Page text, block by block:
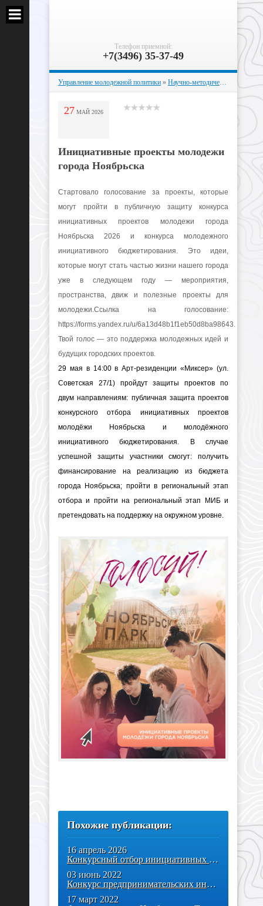
Телефон приемной:
+7(3496) 35-37-49
Управление молодежной политики » Научно-методическая работа
27 МАЙ 2026
Инициативные проекты молодежи
города Ноябрьска
Стартовало голосование за проекты, которые
могут пройти в публичную защиту конкурса
инициативных проектов молодежи города
Ноябрьска 2026 и конкурса молодежного
инициативного бюджетирования. Это идеи,
которые могут стать частью жизни нашего города
уже в следующем году — мероприятия,
пространства, движ и полезные проекты для
молодежи.Ссылка на голосование:
https://forms.yandex.ru/u/6a13d48b1f1eb50d8ba98643.
Твой голос — это поддержка молодежных идей и
будущих городских проектов.
29 мая в 14:00 в Арт-резиденции «Миксер» (ул.
Советская 27/1) пройдут защиты проектов по
двум направлениям: публичная защита проектов
конкурсного отбора инициативных проектов
молодёжи Ноябрьска и молодёжного
инициативного бюджетирования. В случае
успешной защиты участники смогут: получить
финансирование на реализацию из бюджета
города Ноябрьска; пройти в региональный этап
отбора и пройти на региональный этап МИБ и
претендовать на поддержку на окружном уровне.
Похожие публикации:
16 апрель 2026
Конкурсный отбор инициативных проектов молодежи города Ноябрьска
03 июнь 2022
Конкурс предпринимательских инициатив «Энергия идей»
17 март 2022